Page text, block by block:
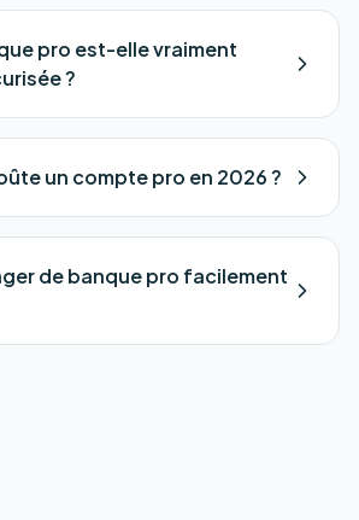
pro est-elle vraiment
?
un compte pro en 2026 ?
de banque pro facilement